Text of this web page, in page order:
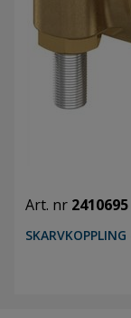
Art. nr 2410695